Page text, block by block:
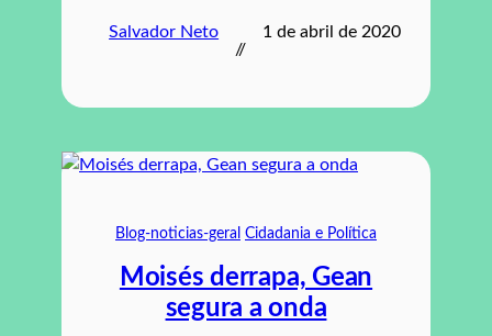
Salvador Neto
//
1 de abril de 2020
Blog-noticias-geral Cidadania e Política
Moisés derrapa, Gean
segura a onda